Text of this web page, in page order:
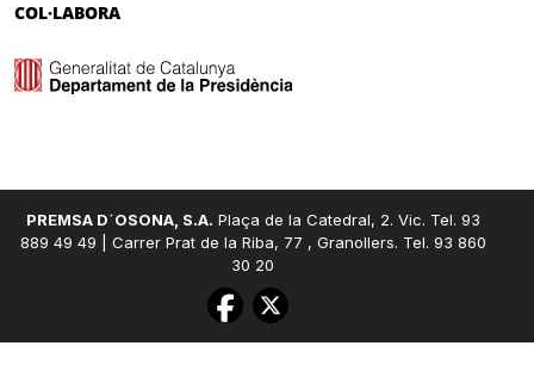
COL·LABORA
PREMSA D´OSONA, S.A. Plaça de la Catedral, 2. Vic. Tel. 93
889 49 49 | Carrer Prat de la Riba, 77 , Granollers. Tel. 93 860
30 20